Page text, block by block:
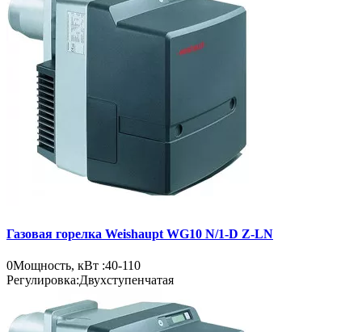
Газовая горелка Weishaupt WG10 N/1-D Z-LN
0Мощность, кВт :40-110
Регулировка:Двухступенчатая